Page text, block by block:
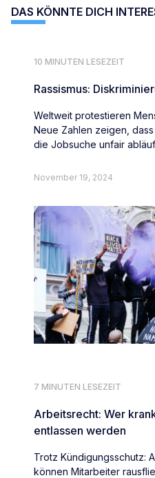
DAS KÖNNTE DICH
10 MINUTEN LESEZEIT
Rassismus:
Weltweit protestieren
Neue Zahlen zeigen,
die Jobsuche unfair
November 19, 2024
7 MINUTEN LESEZEIT
Arbeitsrecht: Wer
entlassen werden
Trotz Kündigungsschutz:
können Mitarbeiter